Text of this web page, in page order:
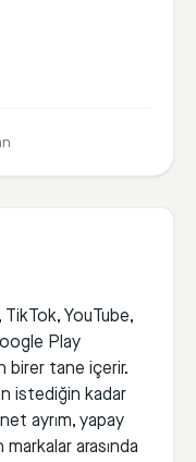
YouTube,
Play
birer tane içerir.
istediğin kadar
ayrım, yapay
arasında